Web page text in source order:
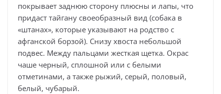
покрывает заднюю сторону плюсны и лапы, что
придаст тайгану своеобразный вид (собака в
«штанах», которые указывают на родство с
афганской борзой). Снизу хвоста небольшой
подвес. Между пальцами жесткая щетка. Окрас
чаше черный, сплошной или с белыми
отметинами, а также рыжий, серый, половый,
белый, чубарый.